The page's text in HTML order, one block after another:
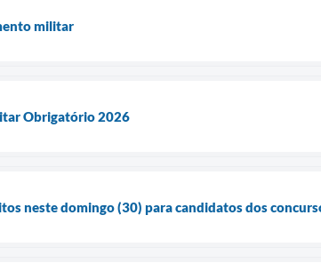
militar
Obrigatório 2026
neste domingo (30) para candidatos dos